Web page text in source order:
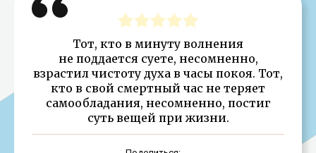
Тот, кто в минуту волнения
не поддается суете, несомненно,
взрастил чистоту духа в часы покоя. Тот,
кто в свой смертный час не теряет
самообладания, несомненно, постиг
суть вещей при жизни.